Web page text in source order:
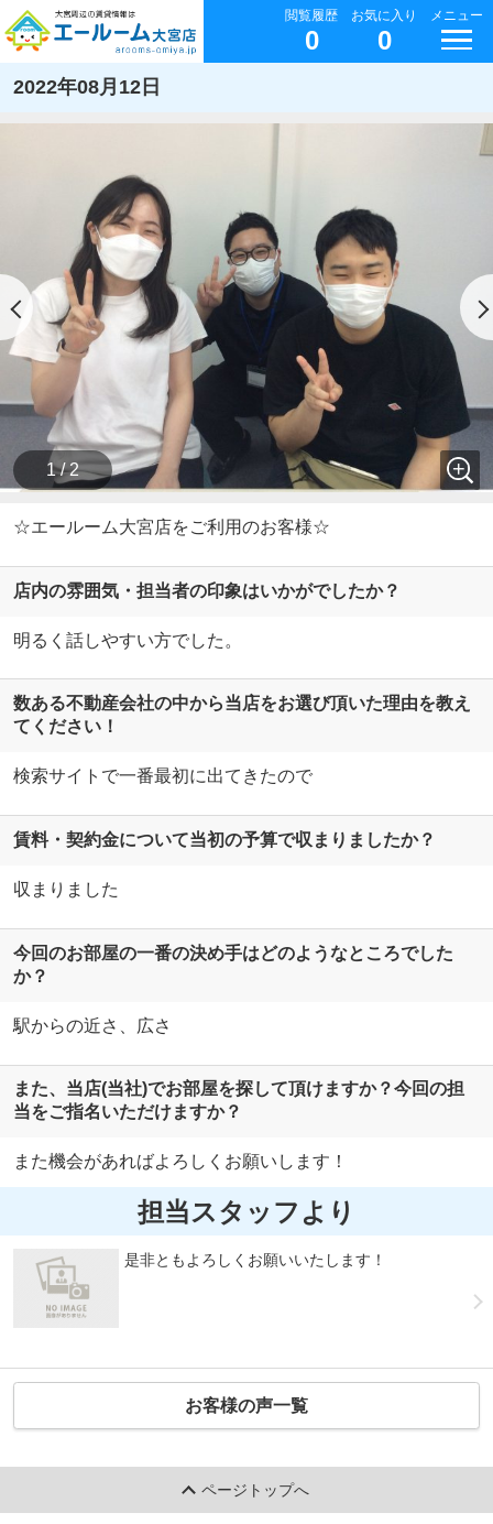
閲覧履歴
0
お気に入り
0
メニュー
2022年08月12日
1 / 2
☆エールーム大宮店をご利用のお客様☆
店内の雰囲気・担当者の印象はいかがでしたか？
明るく話しやすい方でした。
数ある不動産会社の中から当店をお選び頂いた理由を教え
てください！
検索サイトで一番最初に出てきたので
賃料・契約金について当初の予算で収まりましたか？
収まりました
今回のお部屋の一番の決め手はどのようなところでした
か？
駅からの近さ、広さ
また、当店(当社)でお部屋を探して頂けますか？今回の担
当をご指名いただけますか？
また機会があればよろしくお願いします！
担当スタッフより
是非ともよろしくお願いいたします！
お客様の声一覧
ページトップへ